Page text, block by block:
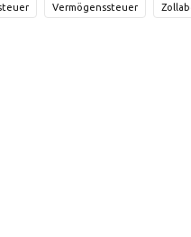
Vermögenssteuer